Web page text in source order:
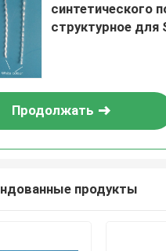
синтетического
структурное для
Продолжать
продукты